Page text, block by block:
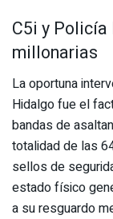
C5i y
millonarias
La oportuna
Hidalgo fue el
bandas de
totalidad de las
sellos de
estado físico
a su resguardo